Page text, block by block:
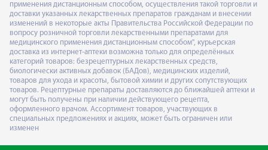
применения дистанционным способом, осуществления такой торговли и
доставки указанных лекарственных препаратов гражданам и внесении
изменений в некоторые акты Правительства Российской Федерации по
вопросу розничной торговли лекарственными препаратами для
медицинского применения дистанционным способом", курьерская
доставка из интернет-аптеки возможна только для определённых
категорий товаров: безрецептурных лекарственных средств,
биологически активных добавок (БАДов), медицинских изделий,
товаров для ухода и красоты, бытовой химии и других сопутствующих
товаров. Рецептурные препараты доставляются до ближайшей аптеки и
могут быть получены при наличии действующего рецепта,
оформленного врачом. Ассортимент товаров, участвующих в
специальных предложениях и акциях, может быть ограничен или
изменен